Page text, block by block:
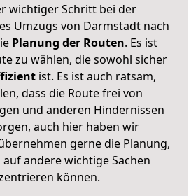
wichtiger Schritt bei der
Umzugs von Darmstadt nach
Planung der Routen. Es ist
zu wählen, die sowohl sicher
ist. Es ist auch ratsam,
dass die Route frei von
und anderen Hindernissen
auch hier haben wir
gerne die Planung,
auf andere wichtige Sachen
können.